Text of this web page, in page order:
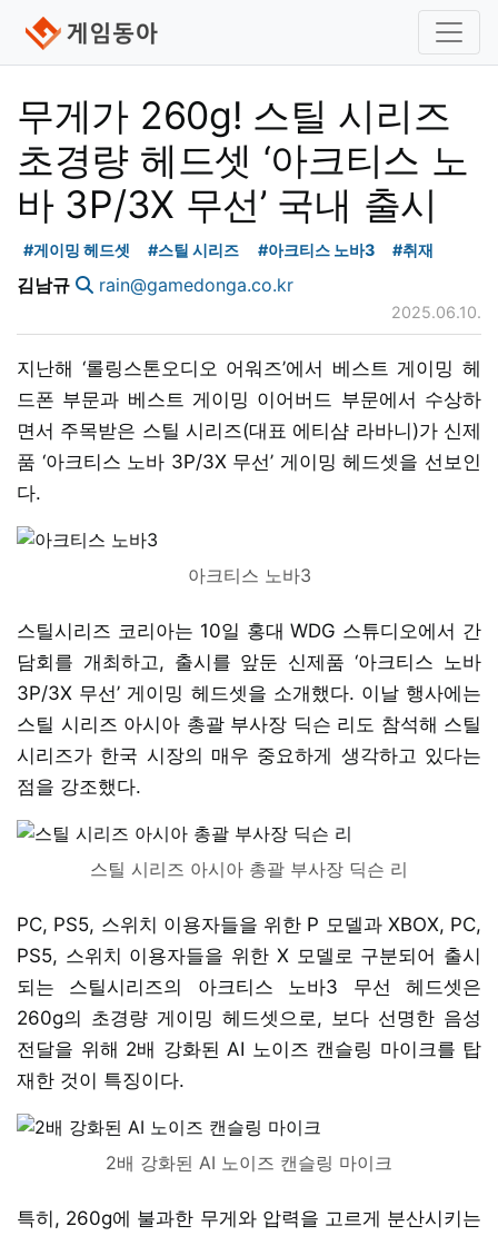
무게가 260g! 스틸 시리즈
초경량 헤드셋 ‘아크티스 노
바 3P/3X 무선’ 국내 출시
#게이밍 헤드셋 #스틸 시리즈 #아크티스 노바3 #취재
김남규 rain@gamedonga.co.kr
2025.06.10.
지난해 ‘롤링스톤오디오 어워즈’에서 베스트 게이밍 헤
드폰 부문과 베스트 게이밍 이어버드 부문에서 수상하
면서 주목받은 스틸 시리즈(대표 에티샴 라바니)가 신제
품 ‘아크티스 노바 3P/3X 무선’ 게이밍 헤드셋을 선보인
다.
아크티스 노바3
스틸시리즈 코리아는 10일 홍대 WDG 스튜디오에서 간
담회를 개최하고, 출시를 앞둔 신제품 ‘아크티스 노바
3P/3X 무선’ 게이밍 헤드셋을 소개했다. 이날 행사에는
스틸 시리즈 아시아 총괄 부사장 딕슨 리도 참석해 스틸
시리즈가 한국 시장의 매우 중요하게 생각하고 있다는
점을 강조했다.
스틸 시리즈 아시아 총괄 부사장 딕슨 리
PC, PS5, 스위치 이용자들을 위한 P 모델과 XBOX, PC,
PS5, 스위치 이용자들을 위한 X 모델로 구분되어 출시
되는 스틸시리즈의 아크티스 노바3 무선 헤드셋은
260g의 초경량 게이밍 헤드셋으로, 보다 선명한 음성
전달을 위해 2배 강화된 AI 노이즈 캔슬링 마이크를 탑
재한 것이 특징이다.
2배 강화된 AI 노이즈 캔슬링 마이크
특히, 260g에 불과한 무게와 압력을 고르게 분산시키는